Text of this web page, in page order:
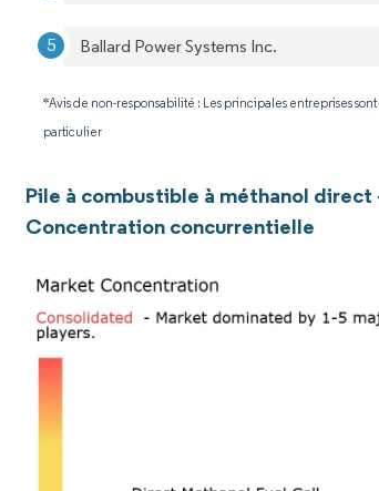
Ballard Power Systems Inc.
*Avis de non-responsabilité : Les principales entreprises sont
particulier
Pile à combustible à méthanol direct
Concentration concurrentielle